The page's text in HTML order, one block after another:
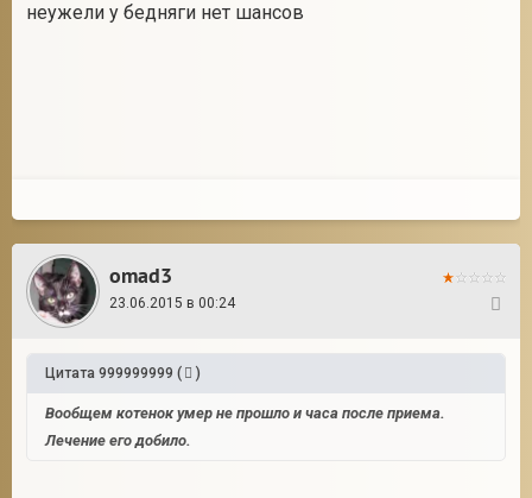
неужели у бедняги нет шансов
omad3
23.06.2015 в 00:24
Цитата 999999999 ( )
Вообщем котенок умер не прошло и часа после приема.
Лечение его добило.